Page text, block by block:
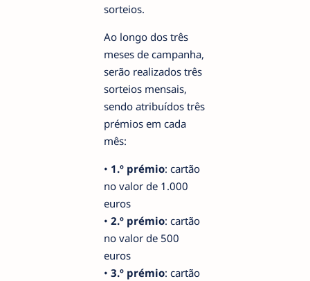
sorteios.
Ao longo dos três
meses de campanha,
serão realizados três
sorteios mensais,
sendo atribuídos três
prémios em cada
mês:
• 1.º prémio: cartão
no valor de 1.000
euros
• 2.º prémio: cartão
no valor de 500
euros
• 3.º prémio: cartão